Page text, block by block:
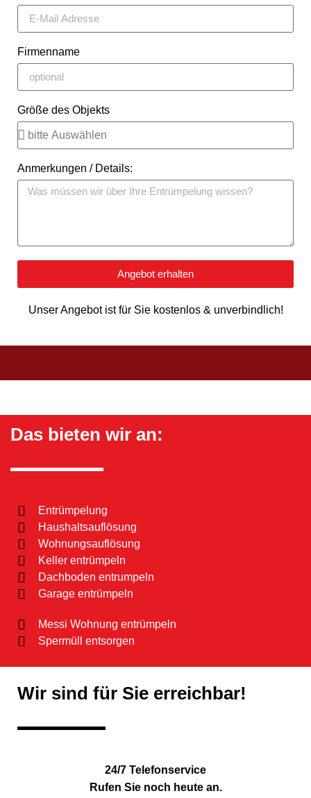
Firmenname
Größe des Objekts
Anmerkungen / Details:
Angebot erhalten
Unser Angebot ist für Sie kostenlos & unverbindlich!
Das bieten wir an:
Entrümpelung
Haushaltsauflösung
Wohnungsauflösung
Keller entrümpeln
Dachboden entrumpeln
Garage entrümpeln
Messi Wohnung entrümpeln
Spermüll entsorgen
Wir sind für Sie erreichbar!
24/7 Telefonservice
Rufen Sie noch heute an.